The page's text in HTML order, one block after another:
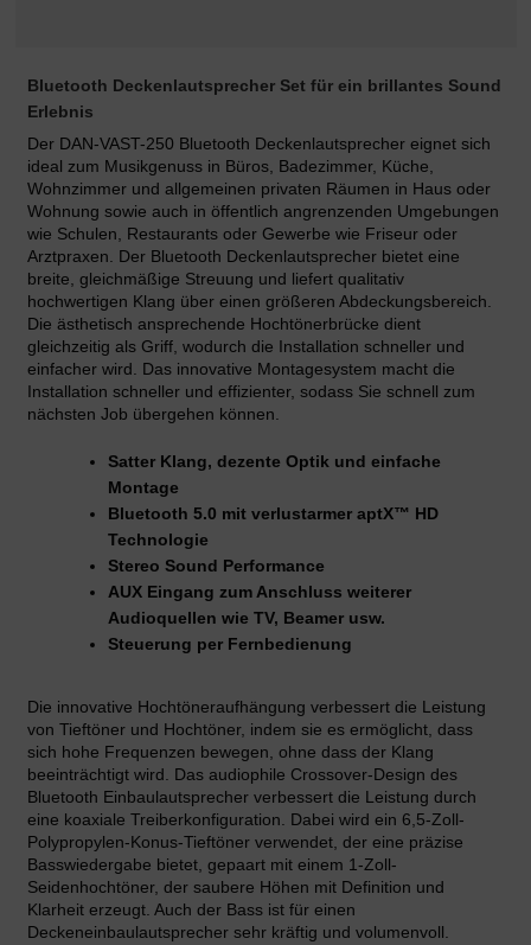
Bluetooth Deckenlautsprecher Set für ein brillantes Sound
Erlebnis
Der DAN-VAST-250 Bluetooth Deckenlautsprecher eignet sich
ideal zum Musikgenuss in Büros, Badezimmer, Küche,
Wohnzimmer und allgemeinen privaten Räumen in Haus oder
Wohnung sowie auch in öffentlich angrenzenden Umgebungen
wie Schulen, Restaurants oder Gewerbe wie Friseur oder
Arztpraxen. Der Bluetooth Deckenlautsprecher bietet eine
breite, gleichmäßige Streuung und liefert qualitativ
hochwertigen Klang über einen größeren Abdeckungsbereich.
Die ästhetisch ansprechende Hochtönerbrücke dient
gleichzeitig als Griff, wodurch die Installation schneller und
einfacher wird. Das innovative Montagesystem macht die
Installation schneller und effizienter, sodass Sie schnell zum
nächsten Job übergehen können.
Satter Klang, dezente Optik und einfache
Montage
Bluetooth 5.0 mit verlustarmer aptX™ HD
Technologie
Stereo Sound Performance
AUX Eingang zum Anschluss weiterer
Audioquellen wie TV, Beamer usw.
Steuerung per Fernbedienung
Die innovative Hochtöneraufhängung verbessert die Leistung
von Tieftöner und Hochtöner, indem sie es ermöglicht, dass
sich hohe Frequenzen bewegen, ohne dass der Klang
beeinträchtigt wird. Das audiophile Crossover-Design des
Bluetooth Einbaulautsprecher verbessert die Leistung durch
eine koaxiale Treiberkonfiguration. Dabei wird ein 6,5-Zoll-
Polypropylen-Konus-Tieftöner verwendet, der eine präzise
Basswiedergabe bietet, gepaart mit einem 1-Zoll-
Seidenhochtöner, der saubere Höhen mit Definition und
Klarheit erzeugt. Auch der Bass ist für einen
Deckeneinbaulautsprecher sehr kräftig und volumenvoll.